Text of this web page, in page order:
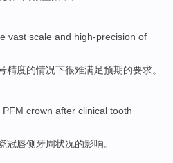
vast scale and high-precision of
精度的情况下很难满足预期的要求。
PFM crown after clinical tooth
冠唇侧 牙周状况的影响。